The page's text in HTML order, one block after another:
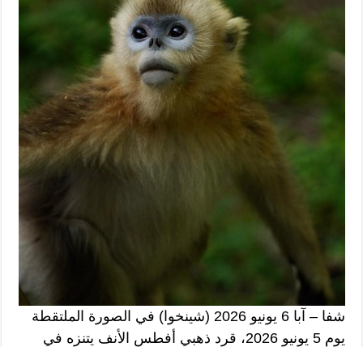
شفا – آبا 6 يونيو 2026 (شينخوا) في الصورة الملتقطة
يوم 5 يونيو 2026، قرد ذهبي أفطس الأنف يتنزه في